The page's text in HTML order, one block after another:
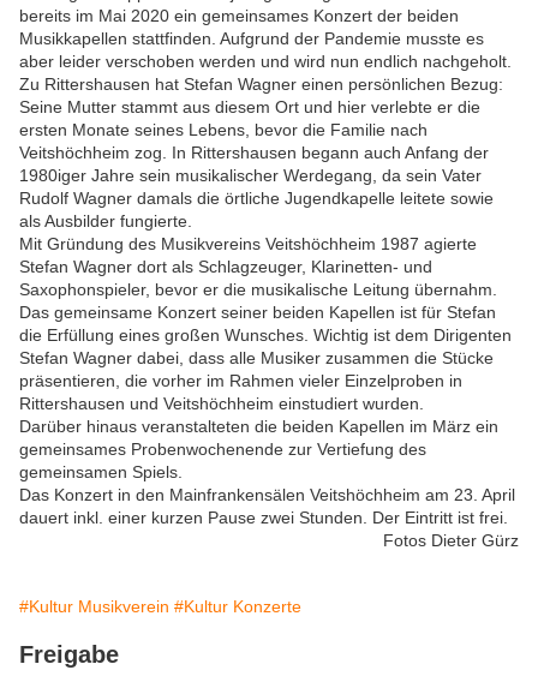
bereits im Mai 2020 ein gemeinsames Konzert der beiden
Musikkapellen stattfinden. Aufgrund der Pandemie musste es
aber leider verschoben werden und wird nun endlich nachgeholt.
Zu Rittershausen hat Stefan Wagner einen persönlichen Bezug:
Seine Mutter stammt aus diesem Ort und hier verlebte er die
ersten Monate seines Lebens, bevor die Familie nach
Veitshöchheim zog. In Rittershausen begann auch Anfang der
1980iger Jahre sein musikalischer Werdegang, da sein Vater
Rudolf Wagner damals die örtliche Jugendkapelle leitete sowie
als Ausbilder fungierte.
Mit Gründung des Musikvereins Veitshöchheim 1987 agierte
Stefan Wagner dort als Schlagzeuger, Klarinetten- und
Saxophonspieler, bevor er die musikalische Leitung übernahm.
Das gemeinsame Konzert seiner beiden Kapellen ist für Stefan
die Erfüllung eines großen Wunsches. Wichtig ist dem Dirigenten
Stefan Wagner dabei, dass alle Musiker zusammen die Stücke
präsentieren, die vorher im Rahmen vieler Einzelproben in
Rittershausen und Veitshöchheim einstudiert wurden.
Darüber hinaus veranstalteten die beiden Kapellen im März ein
gemeinsames Probenwochenende zur Vertiefung des
gemeinsamen Spiels.
Das Konzert in den Mainfrankensälen Veitshöchheim am 23. April
dauert inkl. einer kurzen Pause zwei Stunden. Der Eintritt ist frei.
Fotos Dieter Gürz
#Kultur Musikverein #Kultur Konzerte
Freigabe